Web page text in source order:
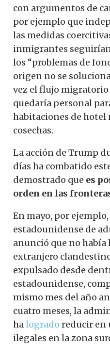
con argumentos de
por ejemplo que
las medidas
inmigrantes
los “problemas de
origen no se
vez el flujo migratorio
quedaría personal
habitaciones de hotel
cosechas.
La acción de Trump
días ha combatido
demostrado que es
orden en las
En mayo, por
estadounidense de
anunció que no
extranjero
expulsado desde
estadounidense,
mismo mes del año
cuatro meses, la
halogrado reducir en
ilegales en la zona